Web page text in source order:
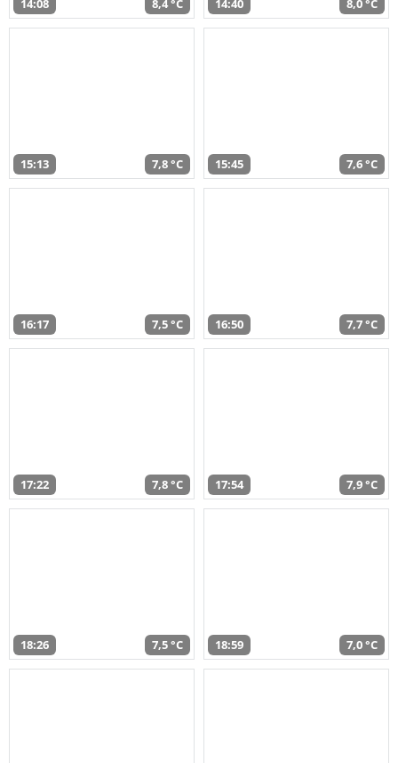
14:08 8,4 °C 14:40 8,0 °C
15:13 7,8 °C 15:45 7,6 °C
16:17 7,5 °C 16:50 7,7 °C
17:22 7,8 °C 17:54 7,9 °C
18:26 7,5 °C 18:59 7,0 °C